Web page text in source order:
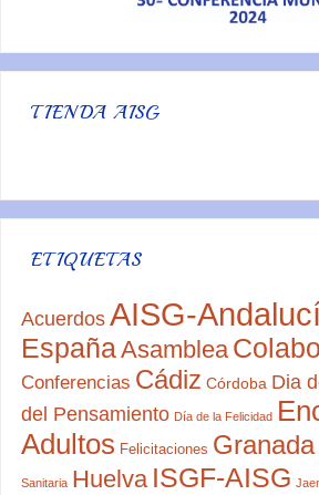
TIENDA AISG
ETIQUETAS
Acuerdos AISG-
EspañaAsamblea
Conferencias Cádiz Córdoba Dia
del Pensamiento Día de la Felicidad
Adultos Felicitaciones Granada
Sanitaria Huelva ISGF-AISG